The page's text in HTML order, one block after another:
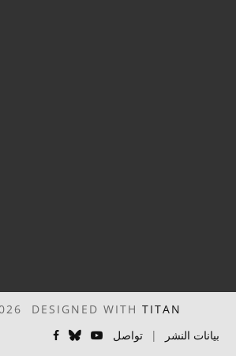
DESIGNED WITH TITAN
تواصل
| بيانات النشر